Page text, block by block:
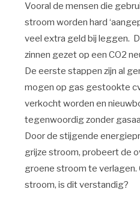
Vooral de mensen die
stroom worden hard
veel extra geld bij leggen.
zinnen gezet op een CO2
De eerste stappen zijn al
mogen op gas gestookte
verkocht worden en
tegenwoordig zonder
Door de stijgende
grijze stroom, probeert de
groene stroom te
stroom, is dit verstandig?